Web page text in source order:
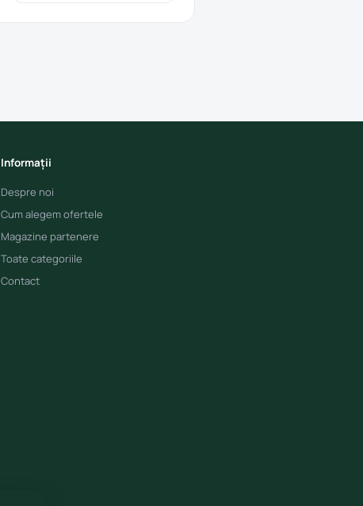
Informații
Despre noi
Cum alegem ofertele
Magazine partenere
Toate categoriile
Contact